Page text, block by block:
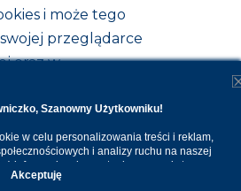
i może tego
przeglądarce
oraz w
których jest
Szanowny Użytkowniku!
w celu personalizowania treści i reklam,
i analizy ruchu na naszej
informacje o korzystaniu z naszej strony
partnerom. Dzięki cookies możemy
Akceptuję